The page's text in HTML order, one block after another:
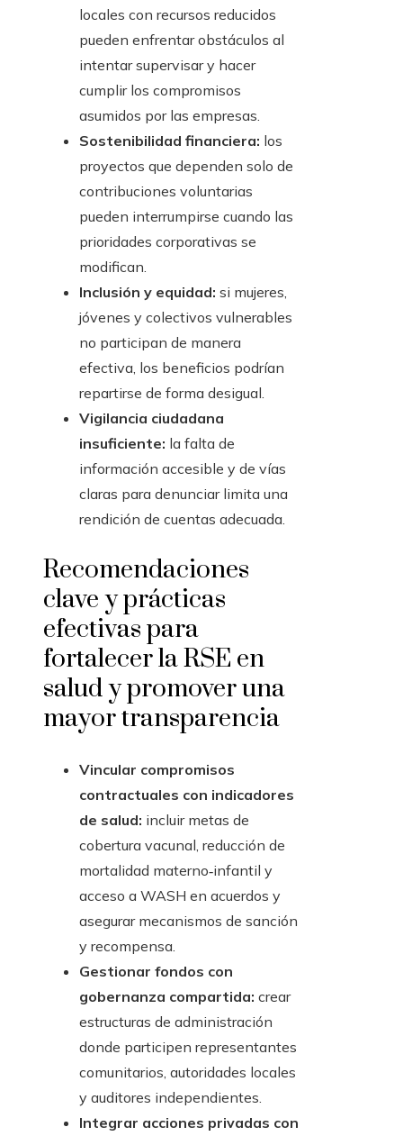
locales con recursos reducidos
pueden enfrentar obstáculos al
intentar supervisar y hacer
cumplir los compromisos
asumidos por las empresas.
Sostenibilidad financiera: los
proyectos que dependen solo de
contribuciones voluntarias
pueden interrumpirse cuando las
prioridades corporativas se
modifican.
Inclusión y equidad: si mujeres,
jóvenes y colectivos vulnerables
no participan de manera
efectiva, los beneficios podrían
repartirse de forma desigual.
Vigilancia ciudadana
insuficiente: la falta de
información accesible y de vías
claras para denunciar limita una
rendición de cuentas adecuada.
Recomendaciones
clave y prácticas
efectivas para
fortalecer la RSE en
salud y promover una
mayor transparencia
Vincular compromisos
contractuales con indicadores
de salud: incluir metas de
cobertura vacunal, reducción de
mortalidad materno‑infantil y
acceso a WASH en acuerdos y
asegurar mecanismos de sanción
y recompensa.
Gestionar fondos con
gobernanza compartida: crear
estructuras de administración
donde participen representantes
comunitarios, autoridades locales
y auditores independientes.
Integrar acciones privadas con